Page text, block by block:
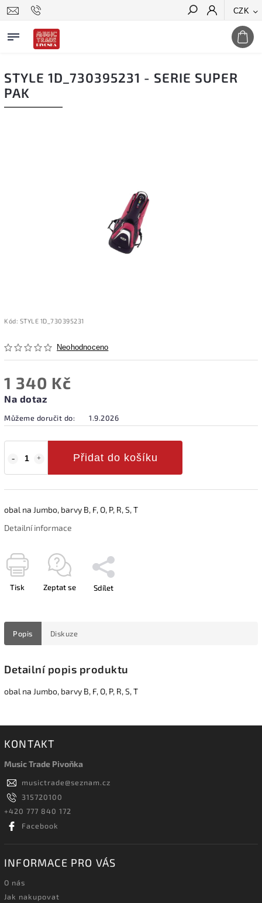
CZK
Hledat
STYLE 1D_730395231 - SERIE SUPER
PAK
Kód: STYLE 1D_730395231
Neohodnoceno
1 340 Kč
Na dotaz
Můžeme doručit do: 1.9.2026
Přidat do košíku
obal na Jumbo, barvy B, F, O, P, R, S, T
Detailní informace
Tisk Zeptat se Sdílet
Popis Diskuze
Detailní popis produktu
obal na Jumbo, barvy B, F, O, P, R, S, T
KONTAKT
Music Trade Pivoňka
musictrade@seznam.cz
315720100
+420 777 840 172
Facebook
INFORMACE PRO VÁS
O nás
Jak nakupovat